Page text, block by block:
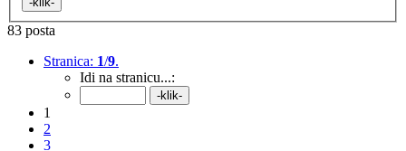
83 posta
Stranica: 1/9.
Idi na stranicu...:
1
2
3